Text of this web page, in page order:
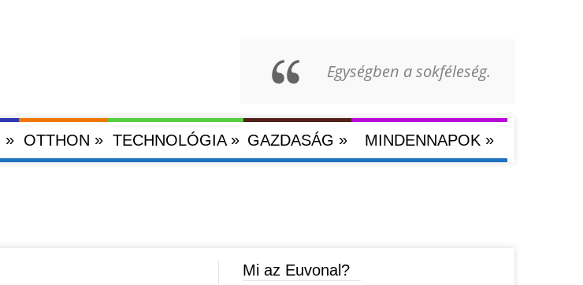
Egységben a sokféleség.
» OTTHON » TECHNOLÓGIA» GAZDASÁG » MINDENNAPOK »
Mi az Euvonal?